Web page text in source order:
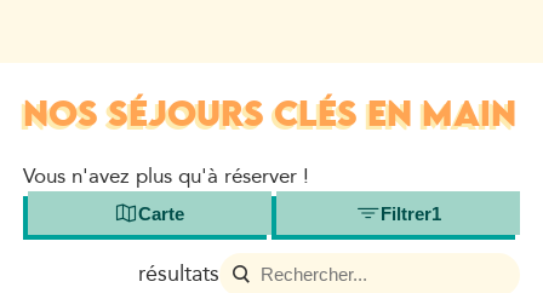
NOS SÉJOURS CLÉS EN MAIN
Vous n'avez plus qu'à réserver !
Carte Filtrer1
résultats